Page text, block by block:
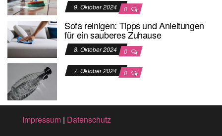
9. Oktober 2024 0
Sofa reinigen: Tipps und Anleitungen
für ein sauberes Zuhause
8. Oktober 2024 0
7. Oktober 2024 0
Impressum | Datenschutz